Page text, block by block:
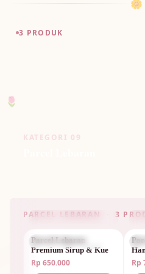
🌼
3 PRODUK
KATEGORI 09
PARCEL LEBARAN · 3
PARCEL LEBARAN
Parcel Lebaran
Premium Sirup & Kue
Rp 650.000
Rp